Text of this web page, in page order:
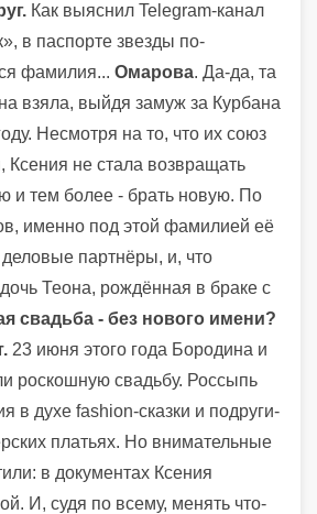
Как выяснил Telegram-канал
в паспорте звезды по-
фамилия... Омарова. Да-да, та
взяла, выйдя замуж за Курбана
Несмотря на то, что их союз
не стала возвращать
и тем более - брать новую. По
именно под этой фамилией её
партнёры, и, что
Теона, рождённая в браке с
свадьба - без нового имени?
23 июня этого года Бородина и
роскошную свадьбу. Россыпь
в духе fashion-сказки и подруги-
платьях. Но внимательные
в документах Ксения
И, судя по всему, менять что-